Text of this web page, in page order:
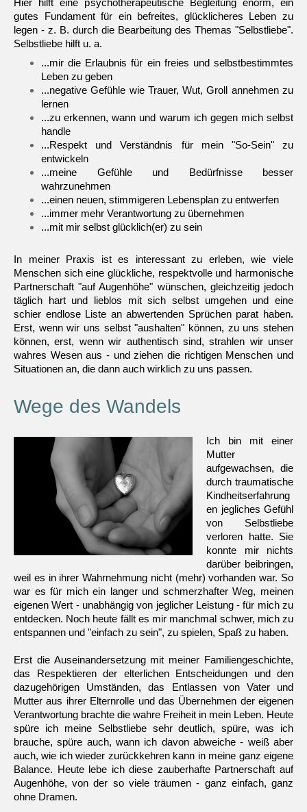
gutes Fundament für ein befreites, glücklicheres Leben zu
legen - z. B. durch die Bearbeitung des Themas "Selbstliebe".
Selbstliebe hilft u. a.
...mir die Erlaubnis für ein freies und selbstbestimmtes
Leben zu geben
...negative Gefühle wie Trauer, Wut, Groll annehmen zu
lernen
...zu erkennen, wann und warum ich gegen mich selbst
handle
...Respekt und Verständnis für mein "So-Sein" zu
entwickeln
...meine Gefühle und Bedürfnisse besser
wahrzunehmen
...einen neuen, stimmigeren Lebensplan zu entwerfen
...immer mehr Verantwortung zu übernehmen
...mit mir selbst glücklich(er) zu sein
In meiner Praxis ist es interessant zu erleben, wie viele
Menschen sich eine glückliche, respektvolle und harmonische
Partnerschaft "auf Augenhöhe" wünschen, gleichzeitig jedoch
täglich hart und lieblos mit sich selbst umgehen und eine
schier endlose Liste an abwertenden Sprüchen parat haben.
Erst, wenn wir uns selbst "aushalten" können, zu uns stehen
können, erst, wenn wir authentisch sind, strahlen wir unser
wahres Wesen aus - und ziehen die richtigen Menschen und
Situationen an, die dann auch wirklich zu uns passen.
Wege des Wandels
Ich bin mit einer
Mutter
aufgewachsen, die
durch traumatische
Kindheitserfahrung
en jegliches Gefühl
von Selbstliebe
verloren hatte. Sie
konnte mir nichts
darüber beibringen,
weil es in ihrer Wahrnehmung nicht (mehr) vorhanden war. So
war es für mich ein langer und schmerzhafter Weg, meinen
eigenen Wert - unabhängig von jeglicher Leistung - für mich zu
entdecken. Noch heute fällt es mir manchmal schwer, mich zu
entspannen und "einfach zu sein", zu spielen, Spaß zu haben.
Erst die Auseinandersetzung mit meiner Familiengeschichte,
das Respektieren der elterlichen Entscheidungen und den
dazugehörigen Umständen, das Entlassen von Vater und
Mutter aus ihrer Elternrolle und das Übernehmen der eigenen
Verantwortung brachte die wahre Freiheit in mein Leben. Heute
spüre ich meine Selbstliebe sehr deutlich, spüre, was ich
brauche, spüre auch, wann ich davon abweiche - weiß aber
auch, wie ich wieder zurückkehren kann in meine ganz eigene
Balance. Heute lebe ich diese zauberhafte Partnerschaft auf
Augenhöhe, von der so viele träumen - ganz einfach, ganz
ohne Dramen.